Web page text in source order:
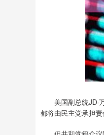
美国副总统JD·万
都将由民主党承担责
上